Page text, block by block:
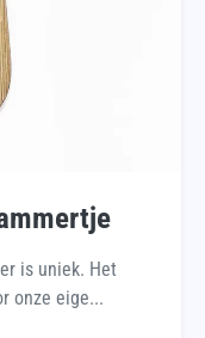
is uniek. Het
onze eige...